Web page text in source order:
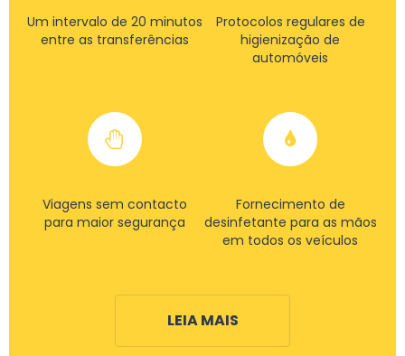
Um intervalo de 20 minutos
entre as transferências
Protocolos regulares de
higienização de
automóveis
Viagens sem contacto
para maior segurança
Fornecimento de
desinfetante para as mãos
em todos os veículos
LEIA MAIS